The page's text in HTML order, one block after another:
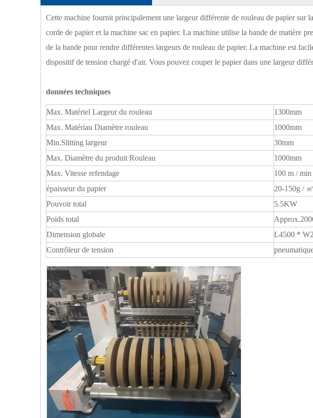
Cette machine fournit principalement une largeur différente de rouleau de papier sur
corde de papier et la machine sac en papier. La machine utilise la bande de matière
de la bande pour rendre différentes largeurs de rouleau de papier. La machine est
dispositif de tension chargé d'air. Vous pouvez couper le papier dans une largeur
données techniques
Max. Matériel Largeur du rouleau
1300mm
Max. Matériau Diamètre rouleau
1000mm
Min.Slitting largeur
30mm
Max. Diamètre du produit Rouleau
1000mm
Max. Vitesse refendage
100 m / min
épaisseur du papier
20-150g / ㎡
Pouvoir total
5.5KW
Poids total
Dimension globale
L4500 *
Contrôleur de tension
Machine à sacs en papier à
fond carré entièrement
automatique LQ-R450BT
(poignée torsadée)
Machine à sacs en papier à
fond carré entièrement
automatique LQ-R450T
(poignée torsadée)
fond carré à alimentation
automatique LQ-R330